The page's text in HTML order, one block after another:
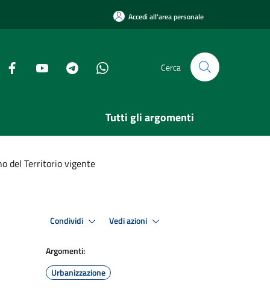
Accedi all'area personale
Cerca
Tutti gli argomenti
del Territorio vigente
Condividi Vedi azioni
Argomenti:
Urbanizzazione